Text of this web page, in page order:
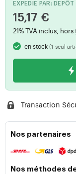
EXPÉDIÉ PAR:
15,17 €
21% TVA inclus, hors
en stock(1 seul
Transaction
Nos partenaires
Nos méthodes